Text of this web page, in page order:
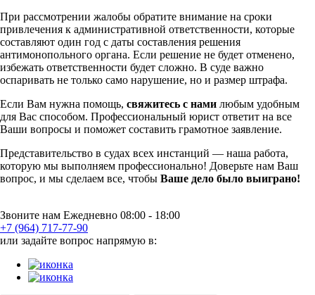
При рассмотрении жалобы обратите внимание на сроки
привлечения к административной ответственности, которые
составляют один год с даты составления решения
антимонопольного органа. Если решение не будет отменено,
избежать ответственности будет сложно. В суде важно
оспаривать не только само нарушение, но и размер штрафа.
Если Вам нужна помощь, свяжитесь с нами любым удобным
для Вас способом. Профессиональный юрист ответит на все
Ваши вопросы и поможет составить грамотное заявление.
Представительство в судах всех инстанций — наша работа,
которую мы выполняем профессионально! Доверьте нам Ваш
вопрос, и мы сделаем все, чтобы Ваше дело было выиграно!
Звоните нам Ежедневно 08:00 - 18:00
+7 (964) 717-77-90
или задайте вопрос напрямую в: